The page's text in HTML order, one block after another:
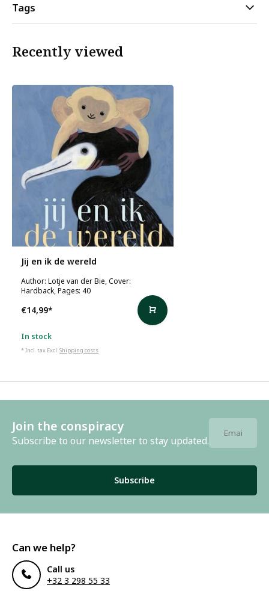
Tags
Recently viewed
Jij en ik de wereld
Author: Lotje van der Bie, Cover:
Hardback, Pages: 40
€14,99*
In stock
* Incl. tax Excl.Shipping costs
Join the conspiracy
Subscribe to our newsletter to stay updated.
Subscribe
Can we help?
Call us
+32 3 298 55 33